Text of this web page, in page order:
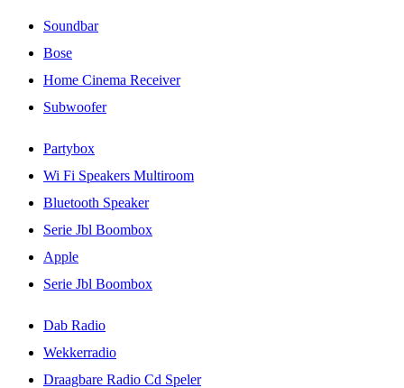
Soundbar
Bose
Home Cinema Receiver
Subwoofer
Partybox
Wi Fi Speakers Multiroom
Bluetooth Speaker
Serie Jbl Boombox
Apple
Serie Jbl Boombox
Dab Radio
Wekkerradio
Draagbare Radio Cd Speler